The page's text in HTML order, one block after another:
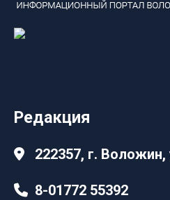
Редакция
222357, г.
8-01772 55392